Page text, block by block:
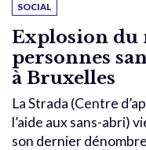
SOCIAL
Explosion du
personnes
à Bruxelles
La Strada (Centre
l’aide aux sans-abri)
son dernier